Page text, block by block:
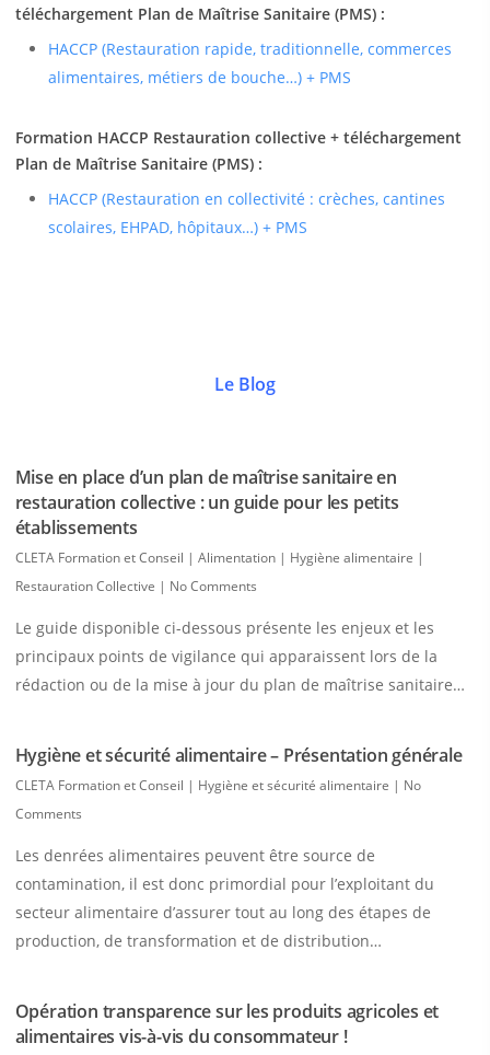
téléchargement Plan de Maîtrise Sanitaire (PMS) :
HACCP (Restauration rapide, traditionnelle, commerces
alimentaires, métiers de bouche…) + PMS
Formation HACCP Restauration collective + téléchargement
Plan de Maîtrise Sanitaire (PMS) :
HACCP (Restauration en collectivité : crèches, cantines
scolaires, EHPAD, hôpitaux…) + PMS
Le Blog
Mise en place d’un plan de maîtrise sanitaire en
restauration collective : un guide pour les petits
établissements
CLETA Formation et Conseil | Alimentation | Hygiène alimentaire |
Restauration Collective | No Comments
Le guide disponible ci-dessous présente les enjeux et les
principaux points de vigilance qui apparaissent lors de la
rédaction ou de la mise à jour du plan de maîtrise sanitaire…
Hygiène et sécurité alimentaire – Présentation générale
CLETA Formation et Conseil | Hygiène et sécurité alimentaire | No
Comments
Les denrées alimentaires peuvent être source de
contamination, il est donc primordial pour l’exploitant du
secteur alimentaire d’assurer tout au long des étapes de
production, de transformation et de distribution…
Opération transparence sur les produits agricoles et
alimentaires vis-à-vis du consommateur !